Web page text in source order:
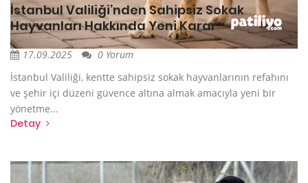
İstanbul Valiliği’nden Sahipsiz Sokak
Hayvanları Hakkında Yeni Karar
17.09.2025
0 Yorum
İstanbul Valiliği, kentte sahipsiz sokak hayvanlarının refahını
ve şehir içi düzeni güvence altına almak amacıyla yeni bir
yönetme...
Detay